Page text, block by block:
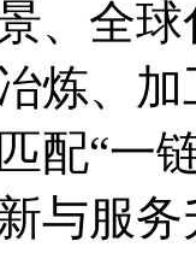
、全
炼、
配“一
与服